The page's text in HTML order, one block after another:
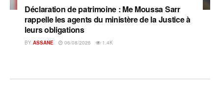
Déclaration de patrimoine : Me Moussa Sarr
rappelle les agents du ministère de la Justice à
leurs obligations
BY ASSANE 06/08/2026 1.4K